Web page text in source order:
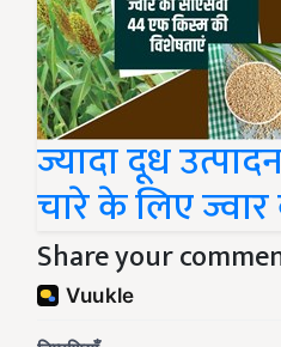
ज्यादा दूध
चारे के लिए
Share your